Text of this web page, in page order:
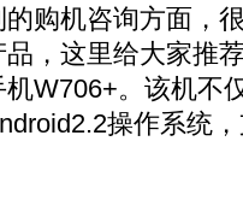
购机咨询方面，
，这里给大家推
W706+。该机不
操作系统